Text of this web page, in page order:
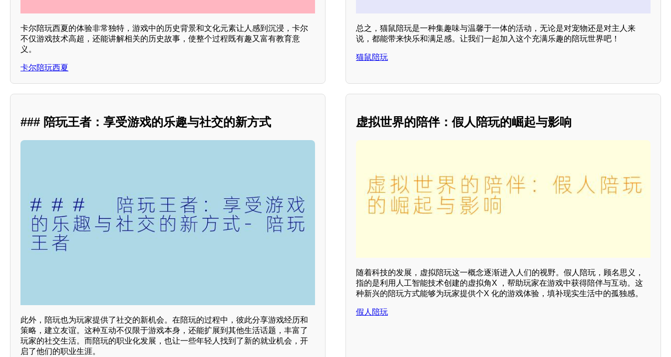
卡尔陪玩西夏的体验非常独特，游戏中的历史背景和文化元素让人感到沉浸，卡尔
不仅游戏技术高超，还能讲解相关的历史故事，使整个过程既有趣又富有教育意
义。
卡尔陪玩西夏
总之，猫鼠陪玩是一种集趣味与温馨于一体的活动，无论是对宠物还是对主人来
说，都能带来快乐和满足感。让我们一起加入这个充满乐趣的陪玩世界吧！
猫鼠陪玩
### 陪玩王者：享受游戏的乐趣与社交的新方式
此外，陪玩也为玩家提供了社交的新机会。在陪玩的过程中，彼此分享游戏经历和
策略，建立友谊。这种互动不仅限于游戏本身，还能扩展到其他生活话题，丰富了
玩家的社交生活。而陪玩的职业化发展，也让一些年轻人找到了新的就业机会，开
启了他们的职业生涯。
虚拟世界的陪伴：假人陪玩的崛起与影响
随着科技的发展，虚拟陪玩这一概念逐渐进入人们的视野。假人陪玩，顾名思义，
指的是利用人工智能技术创建的虚拟角X ，帮助玩家在游戏中获得陪伴与互动。这
种新兴的陪玩方式能够为玩家提供个X 化的游戏体验，填补现实生活中的孤独感。
假人陪玩